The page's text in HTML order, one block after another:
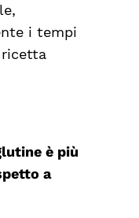
i tempi
è più
a